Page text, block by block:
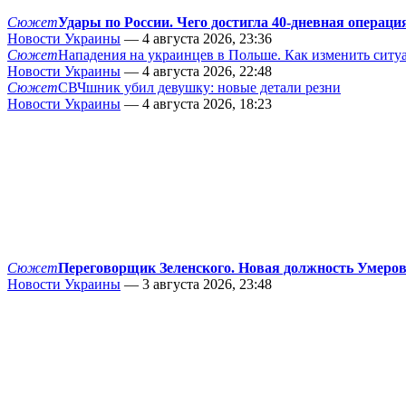
СюжетУдары по России. Чего достигла 40-дневная
Новости Украины — 4 августа 2026, 23:36
СюжетНападения на украинцев в Польше. Как изменить
Новости Украины — 4 августа 2026, 22:48
СюжетСВЧшник убил девушку: новые детали резни
Новости Украины — 4 августа 2026, 18:23
СюжетПереговорщик Зеленского. Новая должность
Новости Украины — 3 августа 2026, 23:48